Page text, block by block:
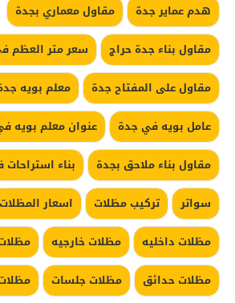
هدم عماير جدة
مقاول معماري بجدة
مقاول بناء جدة حراج
سعر متر العظم
مقاول على المفتاح جدة
معلم بويه
عامل بويه في جدة
عنوان معلم بويه
مقاول بناء ملاحق بجدة
بناء
سواتر
تركيب مظلات اسعار المظلات
مظلات داخليه
مظلات خارجيه
مظلات حدائق
مظلات جلسات